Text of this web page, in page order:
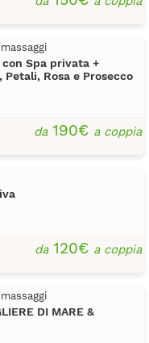
con Spa privata +
Rosa e Prosecco
da190€ a coppia
da120€ a coppia
DI MARE &